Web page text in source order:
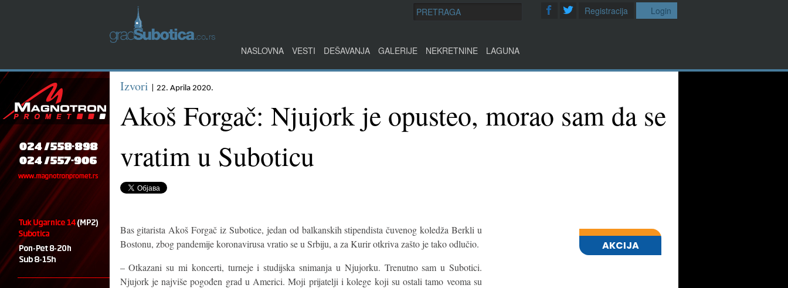
Login
Registracija
NASLOVNA VESTI DEŠAVANJA GALERIJE NEKRETNINE LAGUNA
Izvori | 22. Aprila 2020.
Akoš Forgač: Njujork je opusteo, morao sam da se
vratim u Suboticu
Bas gitarista Akoš Forgač iz Subotice, jedan od balkanskih stipendista čuvenog koledža Berkli u
Bostonu, zbog pandemije koronavirusa vratio se u Srbiju, a za Kurir otkriva zašto je tako odlučio.
– Otkazani su mi koncerti, turneje i studijska snimanja u Njujorku. Trenutno sam u Subotici.
Njujork je najviše pogođen grad u Americi. Moji prijatelji i kolege koji su ostali tamo veoma su